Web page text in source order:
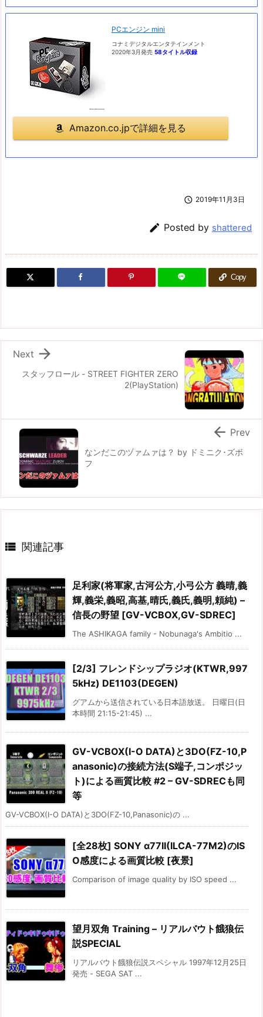
PCエンジン mini
コナミデジタルエンタテインメント
2020年3月発売 58タイトル収録
Amazon.co.jpで詳細を見る
 2019年11月3日
 Posted by shattered
Copy
スタッフロール - STREET FIGHTER ZERO
2(PlayStation)

Next
なンだこのヅァムァは？ by ドミニク･ズボ
フ
 Prev
 関連記事
足利家(将軍家,古河公方,小弓公方 義晴,義
輝,義栄,義昭,高基,晴氏,義氏,義明,頼純) –
信長の野望 [GV-VCBOX,GV-SDREC]
The ASHIKAGA family - Nobunaga's Ambitio ...
[2/3] フレンドシップラジオ(KTWR,997
5kHz) DE1103(DEGEN)
グアムから送信されている日本語放送。 日曜日(日
本時間 21:15-21:45) ...
GV-VCBOX(I-O DATA)と3DO(FZ-10,P
anasonic)の接続方法(S端子,コンポジッ
ト)による画質比較 #2 – GV-SDRECも同
等
GV-VCBOX(I-O DATA)と3DO(FZ-10,Panasonic)の ...
[全28枚] SONY α77II(ILCA-77M2)のIS
O感度による画質比較 [夜景]
Comparison of image quality by ISO speed ...
望月双角 Training – リアルバウト餓狼伝
説SPECIAL
リアルバウト餓狼伝説スペシャル 1997年12月25日
発売 - SEGA SAT ...